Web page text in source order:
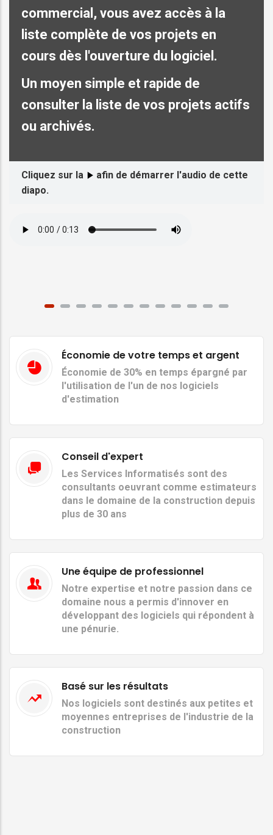
commercial, vous avez accès à la
liste complète de vos projets en
cours dès l'ouverture du logiciel .
Un moyen simple et rapide de
consulter la liste de vos projets actifs
ou archivés.
Cliquez sur la
afin de démarrer l'audio de cette
diapo.
Économie de votre temps et argent
Économie de 30% en temps épargné par
l'utilisation de l'un de nos logiciels
d'estimation
Conseil d'expert
Les Services Informatisés sont des
consultants oeuvrant comme estimateurs
dans le domaine de la construction depuis
plus de 30 ans
Une équipe de professionnel
Notre expertise et notre passion dans ce
domaine nous a permis d'innover en
développant des logiciels qui répondent à
une pénurie.
Basé sur les résultats
Nos logiciels sont destinés aux petites et
moyennes entreprises de l'industrie de la
construction